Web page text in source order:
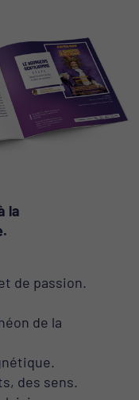
la
de passion.
de la
des sens.